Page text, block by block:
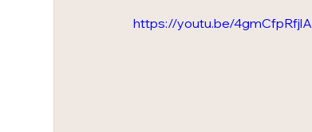
https://youtu.be/4gmCfpRfjlA